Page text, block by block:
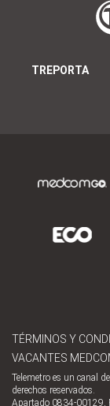
TREPORTA
TÉRMINOS Y
VACANTES
Telemetro es un canal
derechos reservados.
Apartado 0834-00129,